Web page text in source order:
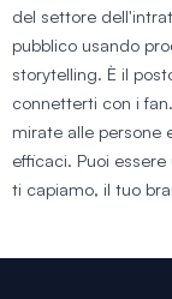
del settore
pubblico usando
storytelling. È il
connetterti con i
mirate alle persone
efficaci. Puoi
ti capiamo, il tuo